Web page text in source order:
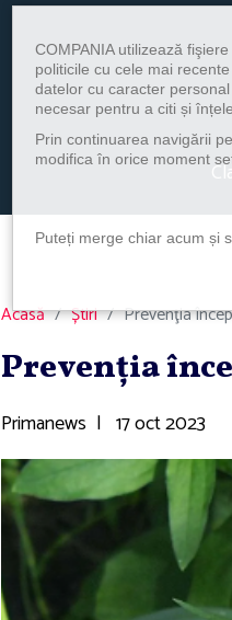
Acasă Știri Prevenţia
Prevenţia
Primanews | 17 oct 2023
COMPANIA utilizează
politicile cu cele mai
datelor cu caracter
necesar pentru a citi și
Prin continuarea navigării
modifica în orice moment
Puteți merge chiar acum și